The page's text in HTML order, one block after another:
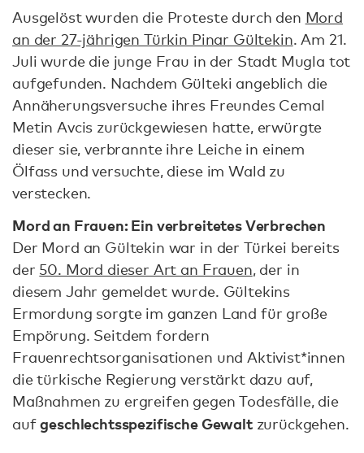
Ausgelöst wurden die Proteste durch den Mord
an der 27-jährigen Türkin Pinar Gültekin. Am 21.
Juli wurde die junge Frau in der Stadt Mugla tot
aufgefunden. Nachdem Gülteki angeblich die
Annäherungsversuche ihres Freundes Cemal
Metin Avcis zurückgewiesen hatte, erwürgte
dieser sie, verbrannte ihre Leiche in einem
Ölfass und versuchte, diese im Wald zu
verstecken.
Mord an Frauen: Ein verbreitetes Verbrechen
Der Mord an Gültekin war in der Türkei bereits
der 50. Mord dieser Art an Frauen, der in
diesem Jahr gemeldet wurde. Gültekins
Ermordung sorgte im ganzen Land für große
Empörung. Seitdem fordern
Frauenrechtsorganisationen und Aktivist*innen
die türkische Regierung verstärkt dazu auf,
Maßnahmen zu ergreifen gegen Todesfälle, die
aufgeschlechtsspezifische Gewaltzurückgehen.